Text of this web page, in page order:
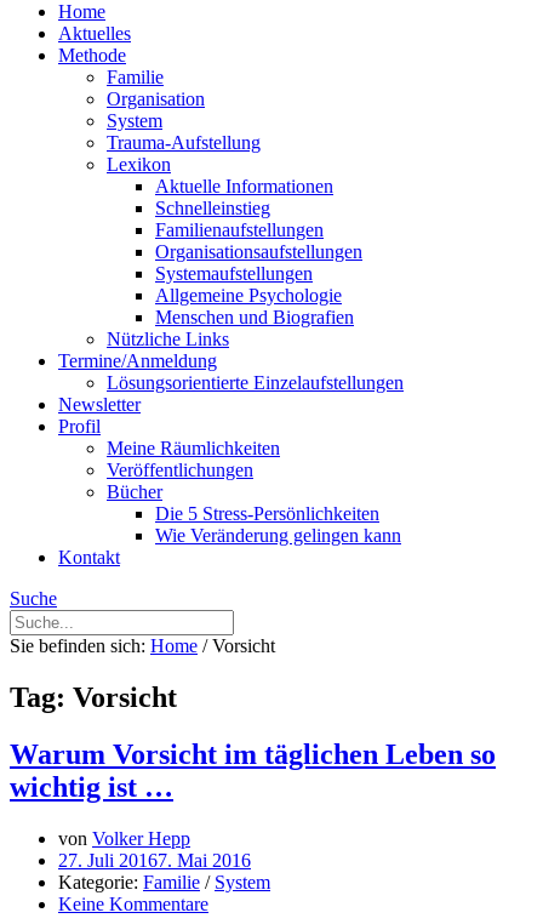
Home
Aktuelles
Methode
Familie
Organisation
System
Trauma-Aufstellung
Lexikon
Aktuelle Informationen
Schnelleinstieg
Familienaufstellungen
Organisationsaufstellungen
Systemaufstellungen
Allgemeine Psychologie
Menschen und Biografien
Nützliche Links
Termine/Anmeldung
Lösungsorientierte Einzelaufstellungen
Newsletter
Profil
Meine Räumlichkeiten
Veröffentlichungen
Bücher
Die 5 Stress-Persönlichkeiten
Wie Veränderung gelingen kann
Kontakt
Suche
Sie befinden sich: Home / Vorsicht
Tag: Vorsicht
Warum Vorsicht im täglichen Leben so
wichtig ist …
von Volker Hepp
27. Juli 20167. Mai 2016
Kategorie: Familie / System
Keine Kommentare